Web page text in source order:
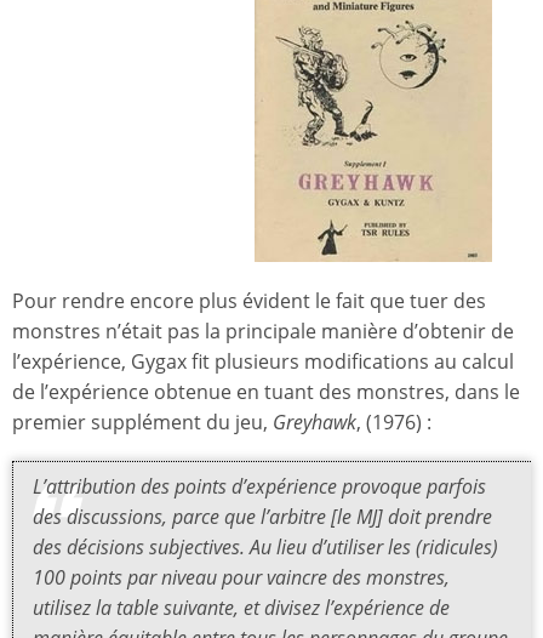
Pour rendre encore plus évident le fait que tuer des
monstres n’était pas la principale manière d’obtenir de
l’expérience, Gygax fit plusieurs modifications au calcul
de l’expérience obtenue en tuant des monstres, dans le
premier supplément du jeu, Greyhawk, (1976) :
L’attribution des points d’expérience provoque parfois
des discussions, parce que l’arbitre [le MJ] doit prendre
des décisions subjectives. Au lieu d’utiliser les (ridicules)
100 points par niveau pour vaincre des monstres,
utilisez la table suivante, et divisez l’expérience de